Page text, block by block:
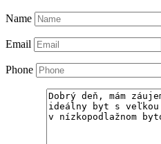
Name
Email
Phone